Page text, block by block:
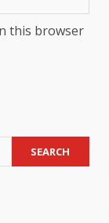
this browser
SEARCH